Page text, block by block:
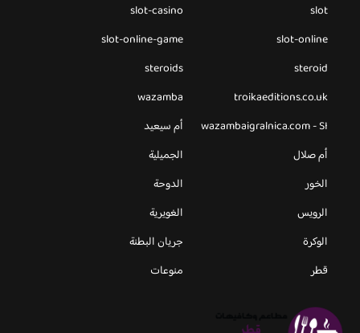
slot
slot-casino
slot-online
slot-online-game
steroid
steroids
troikaeditions.co.uk
wazamba
wazambaigralnica.com - SI
أم سيعيد
أم صلال
الجميلية
الخور
الدوحة
الرويس
الغويرية
الوكرة
جريان البطنة
قطر
منوعات